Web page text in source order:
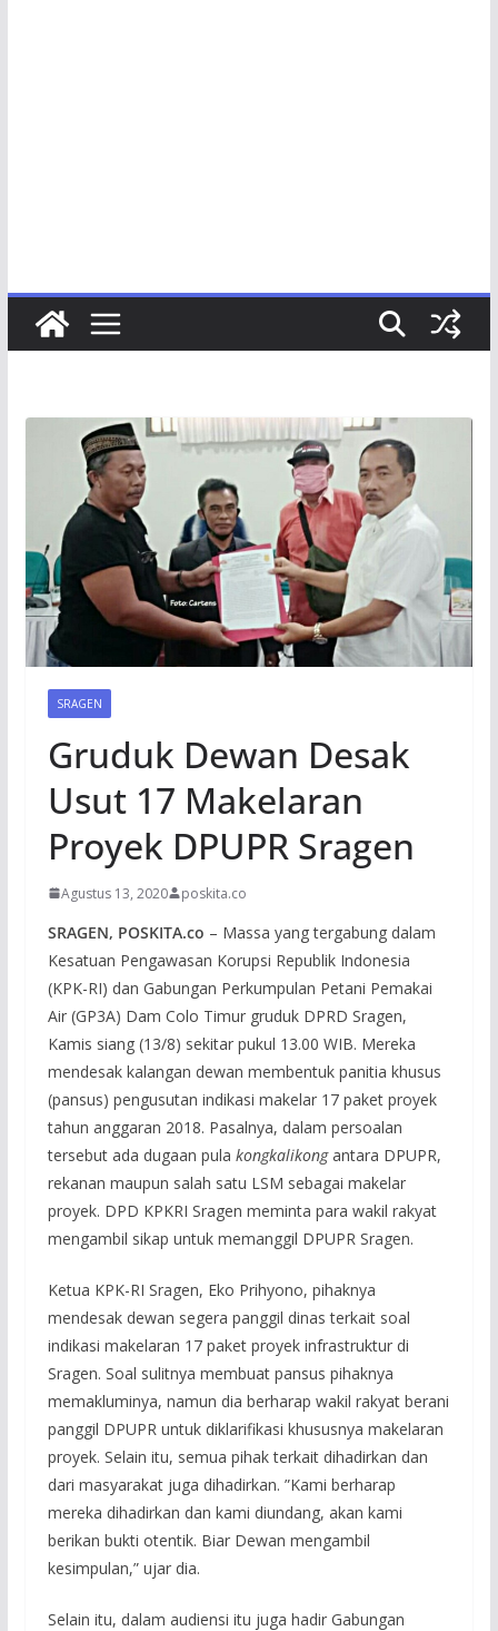
SRAGEN
Gruduk Dewan Desak
Usut 17 Makelaran
Proyek DPUPR Sragen
Agustus 13, 2020 poskita.co
SRAGEN, POSKITA.co – Massa yang tergabung dalam
Kesatuan Pengawasan Korupsi Republik Indonesia
(KPK-RI) dan Gabungan Perkumpulan Petani Pemakai
Air (GP3A) Dam Colo Timur gruduk DPRD Sragen,
Kamis siang (13/8) sekitar pukul 13.00 WIB. Mereka
mendesak kalangan dewan membentuk panitia khusus
(pansus) pengusutan indikasi makelar 17 paket proyek
tahun anggaran 2018. Pasalnya, dalam persoalan
tersebut ada dugaan pula kongkalikongantara DPUPR,
rekanan maupun salah satu LSM sebagai makelar
proyek. DPD KPKRI Sragen meminta para wakil rakyat
mengambil sikap untuk memanggil DPUPR Sragen.
Ketua KPK-RI Sragen, Eko Prihyono, pihaknya
mendesak dewan segera panggil dinas terkait soal
indikasi makelaran 17 paket proyek infrastruktur di
Sragen. Soal sulitnya membuat pansus pihaknya
memakluminya, namun dia berharap wakil rakyat berani
panggil DPUPR untuk diklarifikasi khususnya makelaran
proyek. Selain itu, semua pihak terkait dihadirkan dan
dari masyarakat juga dihadirkan. ”Kami berharap
mereka dihadirkan dan kami diundang, akan kami
berikan bukti otentik. Biar Dewan mengambil
kesimpulan,” ujar dia.
Selain itu, dalam audiensi itu juga hadir Gabungan